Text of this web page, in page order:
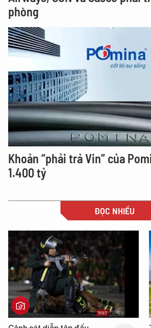
phòng
Khoản “phải trả Vin” của
1.400 tỷ
ĐỌC NHIỀU